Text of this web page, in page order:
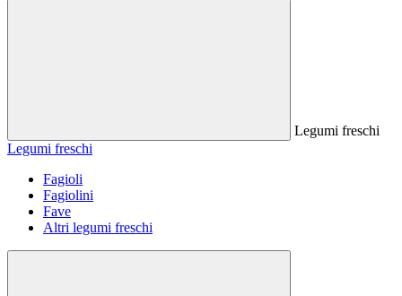
Legumi freschi
Legumi freschi
Fagioli
Fagiolini
Fave
Altri legumi freschi